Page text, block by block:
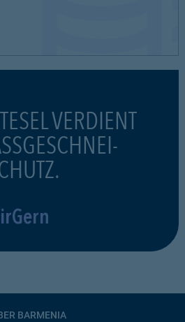
VERDIENT
BARMENIA